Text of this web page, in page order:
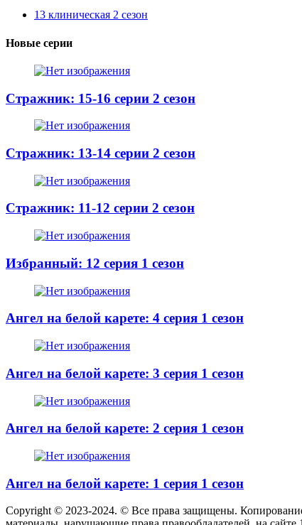
13 клиническая 2 сезон
Новые серии
Стражник: 15-16 серии 2 сезон
Стражник: 13-14 серии 2 сезон
Стражник: 11-12 серии 2 сезон
Избранный: 12 серия 1 сезон
Ангел на белой карете: 4 серия 1 сезон
Ангел на белой карете: 3 серия 1 сезон
Ангел на белой карете: 2 серия 1 сезон
Ангел на белой карете: 1 серия 1 сезон
Copyright © 2023-2024. © Все права защищены.